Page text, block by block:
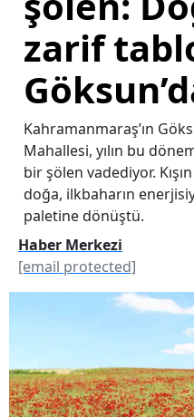
zarif
Kahramanmaraş’ın
Mahallesi, yılın bu
bir şölen vadediyor.
doğa, ilkbaharın
paletine dönüştü.
Haber Merkezi
[email protected]